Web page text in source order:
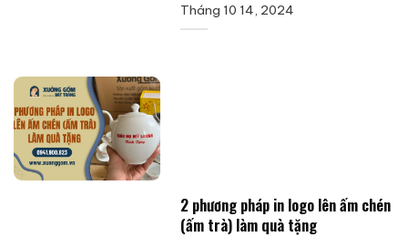
Tháng 10 14, 2024
2 phương pháp in logo lên ấm chén
(ấm trà) làm quà tặng